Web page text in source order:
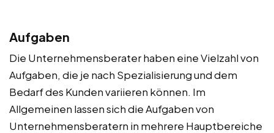
Aufgaben
Die Unternehmensberater haben eine Vielzahl von
Aufgaben, die je nach Spezialisierung und dem
Bedarf des Kunden variieren können. Im
Allgemeinen lassen sich die Aufgaben von
Unternehmensberatern in mehrere Hauptbereiche